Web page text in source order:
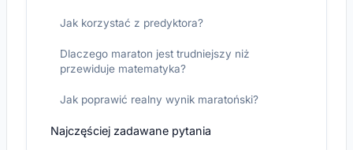
Jak korzystać z predyktora?
Dlaczego maraton jest trudniejszy niż
przewiduje matematyka?
Jak poprawić realny wynik maratoński?
Najczęściej zadawane pytania